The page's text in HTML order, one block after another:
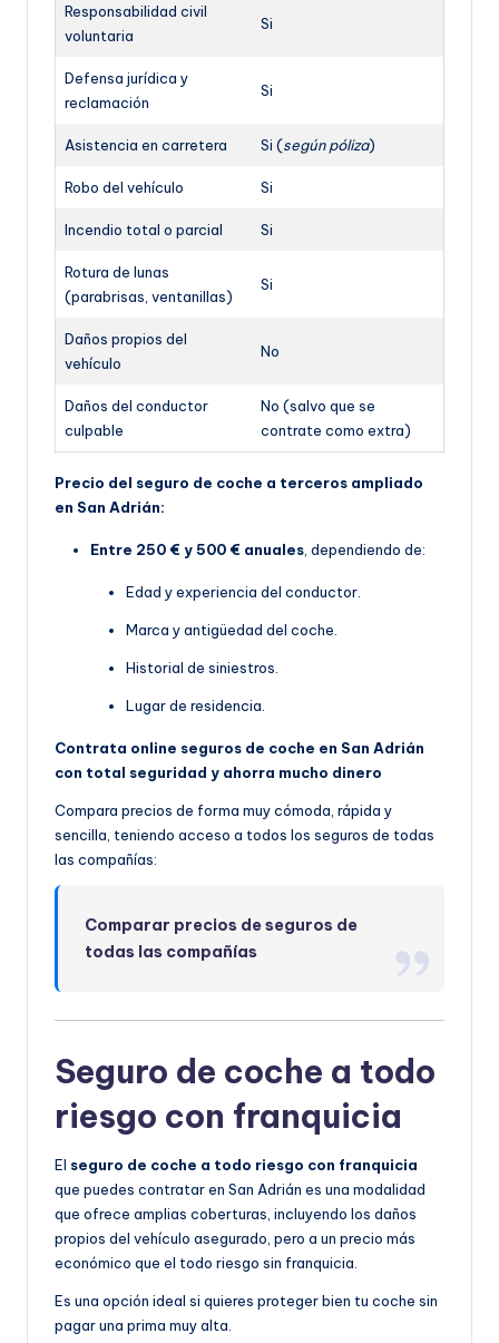
Responsabilidad civil
voluntaria
Si
Defensa jurídica y
reclamación
Si
Asistencia en carretera Si (según póliza)
Robo del vehículo Si
Incendio total o parcial Si
Rotura de lunas
(parabrisas, ventanillas)
Si
Daños propios del
vehículo
No
Daños del conductor
culpable
No (salvo que se
contrate como extra)
Precio del seguro de coche a terceros ampliado
en San Adrián:
Entre 250 € y 500 € anuales , dependiendo de:
Edad y experiencia del conductor.
Marca y antigüedad del coche.
Historial de siniestros.
Lugar de residencia.
Contrata online seguros de coche en San Adrián
con total seguridad y ahorra mucho dinero
Compara precios de forma muy cómoda, rápida y
sencilla, teniendo acceso a todos los seguros de todas
las compañías:
Comparar precios de seguros de
todas las compañías
Seguro de coche a todo
riesgo con franquicia
El seguro de coche a todo riesgo con franquicia
que puedes contratar en San Adrián es una modalidad
que ofrece amplias coberturas, incluyendo los daños
propios del vehículo asegurado, pero a un precio más
económico que el todo riesgo sin franquicia.
Es una opción ideal si quieres proteger bien tu coche sin
pagar una prima muy alta.